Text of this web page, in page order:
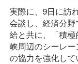
実際に、9日に訪
会談し、経済分
給と共に、「積
峡周辺のシーレ
の協力を強化して